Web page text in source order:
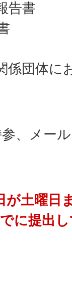
告書
係団体に
、メール
土曜日
に提出